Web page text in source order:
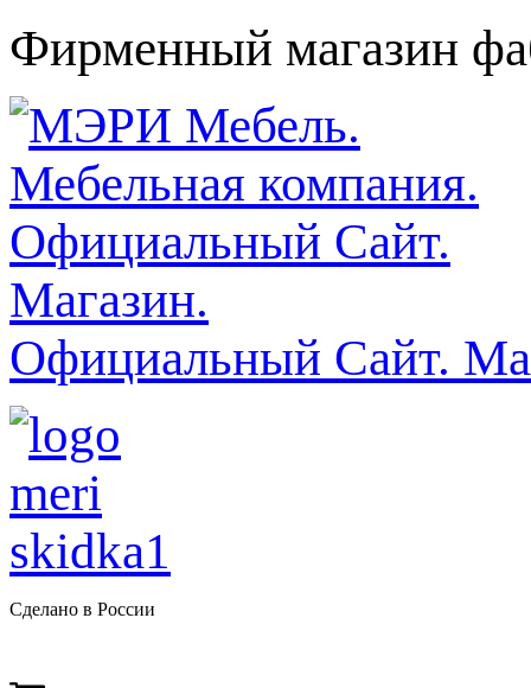
Фирменный магазин
Официальный Сайт.
Сделано в России